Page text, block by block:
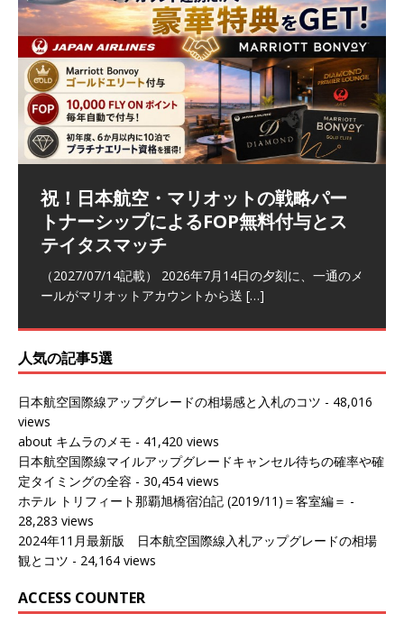
祝！日本航空・マリオットの戦略パー
トナーシップによるFOP無料付与とス
テイタスマッチ
（2027/07/14記載） 2026年7月14日の夕刻に、一通のメ
ールがマリオットアカウントから送 […]
ラウンジ 華 那覇空港 (2026/05)
（2026/06/07記載） 2026年5月下旬の平日に那覇を訪れ
た際に利用した。 こちらのラウンジ
The Coral Executive Lounge スワ
ンナプーム国際空港国内線ラウンジ
(2026/01)
（2026/03/31記載） 2026年1月上旬にバンコク経由でチ
ェンマイに行く際に利用した。 バン[…]
日本航空 羽田空港国際線ファースト
クラスラウンジ (2026/01)
（2026/03/18記載） 2026年1月、毎年恒例の新年の羽田
～バンコクの移動の際に再びこちらの[…]
バンコクエアウェイズ スワンナプー
ム国際空港国内線ラウンジ (2026/01)
（2026/03/13記載） 2026年1月上旬にバンコク経由でチ
ェンマイに向かう際に利用した。 今[…]
人気の記事5選
日本航空国際線アップグレードの相場感と入札のコツ - 48,016
views
about キムラのメモ - 41,420 views
日本航空国際線マイルアップグレードキャンセル待ちの確率や確
定タイミングの全容 - 30,454 views
ホテル トリフィート那覇旭橋宿泊記 (2019/11)＝客室編＝ -
28,283 views
2024年11月最新版 日本航空国際線入札アップグレードの相場
観とコツ - 24,164 views
ACCESS COUNTER